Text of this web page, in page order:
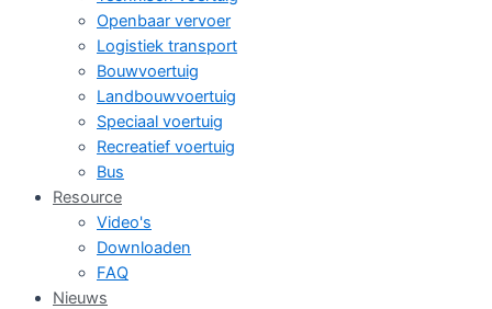
Openbaar vervoer
Logistiek transport
Bouwvoertuig
Landbouwvoertuig
Speciaal voertuig
Recreatief voertuig
Bus
Resource
Video's
Downloaden
FAQ
Nieuws